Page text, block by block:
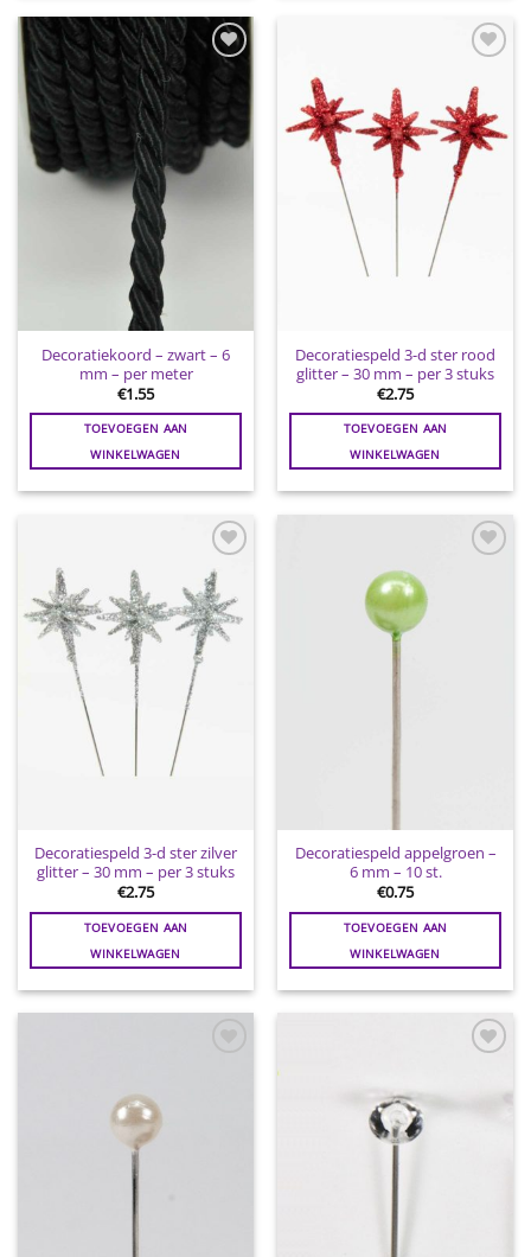
Toevoegen
wenslijst
Decoratiekoord – zwart – 6
mm – per meter
€1.55
TOEVOEGEN AAN
WINKELWAGEN
aan
wenslijst
Decoratiespeld 3-d ster rood
glitter – 30 mm – per 3 stuks
€2.75
TOEVOEGEN AAN
WINKELWAGEN
Toevoegen
aan
wenslijst
Decoratiespeld 3-d ster zilver
glitter – 30 mm – per 3 stuks
€2.75
TOEVOEGEN AAN
WINKELWAGEN
Decoratiespeld appelgroen –
6 mm – 10 st.
€0.75
TOEVOEGEN AAN
WINKELWAGEN